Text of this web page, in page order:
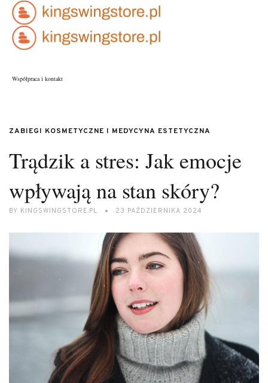
Współpraca i kontakt
ZABIEGI KOSMETYCZNE I MEDYCYNA ESTETYCZNA
Trądzik a stres: Jak emocje
wpływają na stan skóry?
BY KINGSWINGSTORE.PL 23 PAŹDZIERNIKA 2024